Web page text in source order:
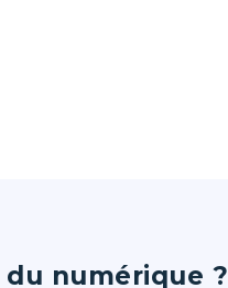
numérique ?